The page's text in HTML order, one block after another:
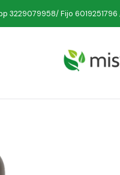
3229079958/ Fijo
Minerales E